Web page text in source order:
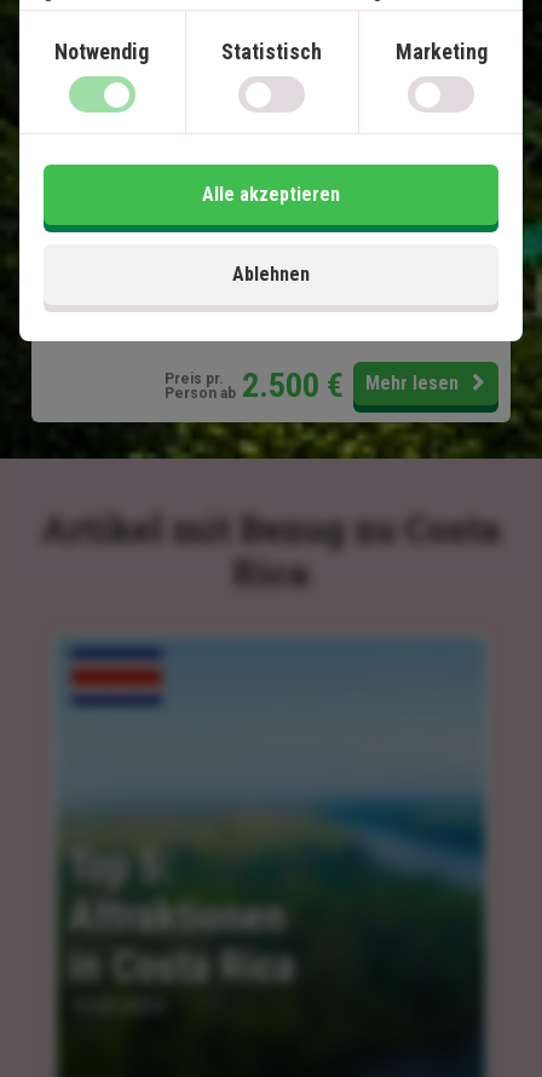
Tortuguero - Schildkröten und Kanäle
Puerto Viejo de Talamanca - Karibische
Strände
Arenal - Vulkane und heiße Quellen
Monteverde - Hängebrücken und Nebelwald
Manuel Antonio - Strände und Korallenriffe
Alle Transporte inklusive
Preis pr.
Person ab 2.500 € Mehr lesen
Artikel mit Bezug zu Costa
Rica
Top 5:
Attraktionen
in Costa Rica
Notwendig Statistisch Marketing
Ablehnen
Alle akzeptieren